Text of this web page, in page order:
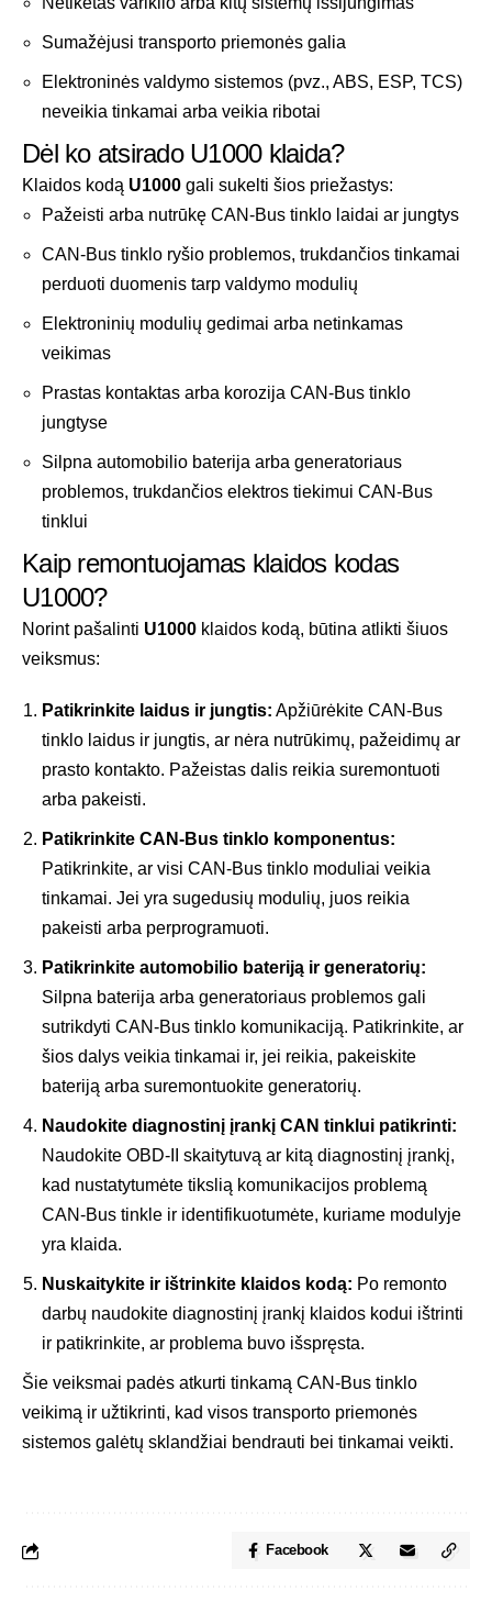
Sumažėjusi transporto priemonės galia
Elektroninės valdymo sistemos (pvz., ABS, ESP, TCS)
neveikia tinkamai arba veikia ribotai
Dėl ko atsirado U1000 klaida?
Klaidos kodą U1000 gali sukelti šios priežastys:
Pažeisti arba nutrūkę CAN-Bus tinklo laidai ar jungtys
CAN-Bus tinklo ryšio problemos, trukdančios tinkamai
perduoti duomenis tarp valdymo modulių
Elektroninių modulių gedimai arba netinkamas
veikimas
Prastas kontaktas arba korozija CAN-Bus tinklo
jungtyse
Silpna automobilio baterija arba generatoriaus
problemos, trukdančios elektros tiekimui CAN-Bus
tinklui
Kaip remontuojamas klaidos kodas
U1000?
Norint pašalinti U1000 klaidos kodą, būtina atlikti šiuos
veiksmus:
Patikrinkite laidus ir jungtis: Apžiūrėkite CAN-Bus
tinklo laidus ir jungtis, ar nėra nutrūkimų, pažeidimų ar
prasto kontakto. Pažeistas dalis reikia suremontuoti
arba pakeisti.
Patikrinkite CAN-Bus tinklo komponentus:
Patikrinkite, ar visi CAN-Bus tinklo moduliai veikia
tinkamai. Jei yra sugedusių modulių, juos reikia
pakeisti arba perprogramuoti.
Patikrinkite automobilio bateriją ir generatorių:
Silpna baterija arba generatoriaus problemos gali
sutrikdyti CAN-Bus tinklo komunikaciją. Patikrinkite, ar
šios dalys veikia tinkamai ir, jei reikia, pakeiskite
bateriją arba suremontuokite generatorių.
Naudokite diagnostinį įrankį CAN tinklui patikrinti:
Naudokite OBD-II skaitytuvą ar kitą diagnostinį įrankį,
kad nustatytumėte tikslią komunikacijos problemą
CAN-Bus tinkle ir identifikuotumėte, kuriame modulyje
yra klaida.
Nuskaitykite ir ištrinkite klaidos kodą: Po remonto
darbų naudokite diagnostinį įrankį klaidos kodui ištrinti
ir patikrinkite, ar problema buvo išspręsta.
Šie veiksmai padės atkurti tinkamą CAN-Bus tinklo
veikimą ir užtikrinti, kad visos transporto priemonės
sistemos galėtų sklandžiai bendrauti bei tinkamai veikti.
Facebook